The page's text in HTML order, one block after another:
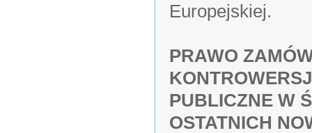
Europejskiej.
PRAWO
PUBLICZNE W
OSTATNICH